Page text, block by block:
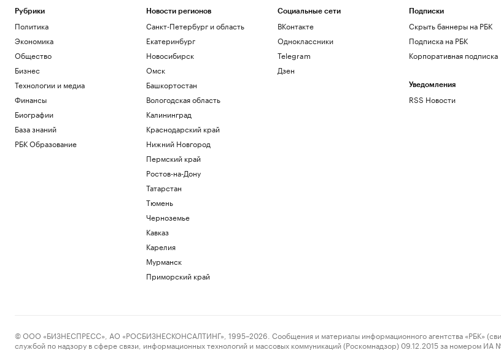
запуска онлайн-продажи алкоголя
Минфин заявил, что налог на
сверхприбыль для металлургов не
обсуждается
Бизнес
акцизе на импортную сталь
Бизнес
Власти задумались о налоговых льготах
для пострадавших продавцов WB
Экономика
Сети бургерных ответили на тесты
Единая Лига ВТБ на следующий сезон
Как бывший посол Украины в США
стала фигурантом двух уголовных дел
Рубрики
Политика
Экономика
Общество
Бизнес
Технологии и медиа
Финансы
Биографии
База знаний
РБК Образование
Новости регионов
Санкт-Петербург и область
Екатеринбург
Новосибирск
Омск
Башкортостан
Вологодская область
Калининград
Краснодарский край
Нижний Новгород
Пермский край
Ростов-на-Дону
Татарстан
Тюмень
Черноземье
Кавказ
Карелия
Мурманск
Приморский край
Социальные сети
ВКонтакте
Одноклассники
Telegram
Дзен
Подписки
Скрыть баннеры на РБК
Подписка на РБК
Корпоративная подписка
Уведомления
RSS Новости
© ООО «БИЗНЕСПРЕСС», АО «РОСБИЗНЕСКОНСАЛТИНГ», 1995–2026. Сообщения и материалы информационного агентства «РБК»
службой по надзору в сфере связи, информационных технологий и массовых коммуникаций (Роскомнадзор) 09.12.2015 за номером